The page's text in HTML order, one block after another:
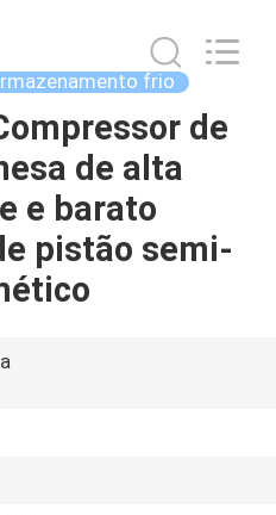
frio
de
de alta
e barato
pistão semi-